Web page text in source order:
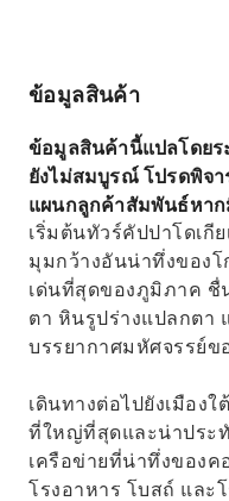
ข้อมูลสินค้า
ข้อมูลสินค้านี้แปลโดย
ยังไม่สมบูรณ์ โปรดพิจ
แผนกลูกค้าสัมพันธ์หาก
เริ่มต้นทัวร์คัปปาโดเ
มุมกว้างอันน่าทึ่งของโ
เด่นที่สุดของภูมิภาค ชื่
ตา หินรูปร่างแปลกตา
บรรยากาศมหัศจรรย์ข
เดินทางต่อไปยังเมือง
ที่ใหญ่ที่สุดและน่าประทั
เครือข่ายที่น่าทึ่งของค
โรงอาหาร โบสถ์ และ